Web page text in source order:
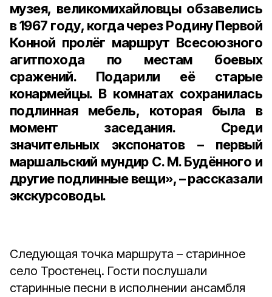
музея, великомихайловцы обзавелись
в1967 году, когда через Родину Первой
Конной пролёг маршрут Всесоюзного
агитпохода по местам боевых
сражений. Подарили её старые
конармейцы. В комнатах сохранилась
подлинная мебель, которая была в
момент заседания. Среди
значительных экспонатов – первый
маршальский мундир С. М. Будённого и
другие подлинные вещи», – рассказали
экскурсоводы.
Следующая точка маршрута – старинное
село Тростенец. Гости послушали
старинные песни в исполнении ансамбля